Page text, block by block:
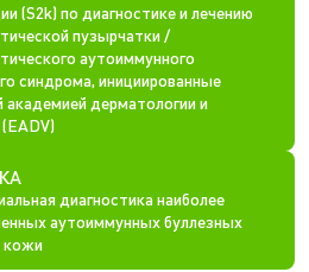
(S2k) по диагностике и лечению
пузырчатки /
аутоиммунного
синдрома, инициированные
академией дерматологии и
диагностика наиболее
аутоиммунных буллезных
кожи